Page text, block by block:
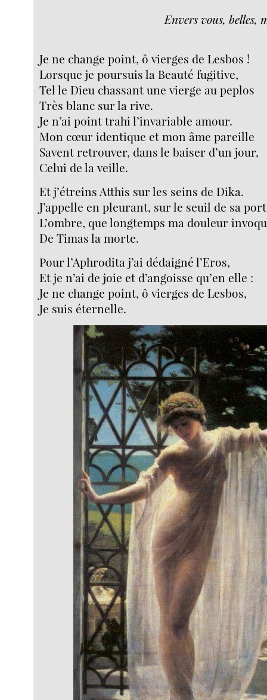
Envers vous, belles,
Je ne change point, ô vierges de Lesbos !
Lorsque je poursuis la Beauté fugitive,
Tel le Dieu chassant une vierge au peplos
Très blanc sur la rive.
Je n’ai point trahi l’invariable amour.
Mon cœur identique et mon âme pareille
Savent retrouver, dans le baiser d’un jour,
Celui de la veille.
Et j’étreins Atthis sur les seins de Dika.
J’appelle en pleurant, sur le seuil de sa
L’ombre, que longtemps ma douleur
De Timas la morte.
Pour l’Aphrodita j’ai dédaigné l’Eros,
Et je n’ai de joie et d’angoisse qu’en elle :
Je ne change point, ô vierges de Lesbos,
Je suis éternelle.